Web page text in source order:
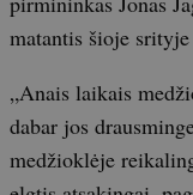
matantis šioje
„Anais laikais
dabar jos
medžioklėje